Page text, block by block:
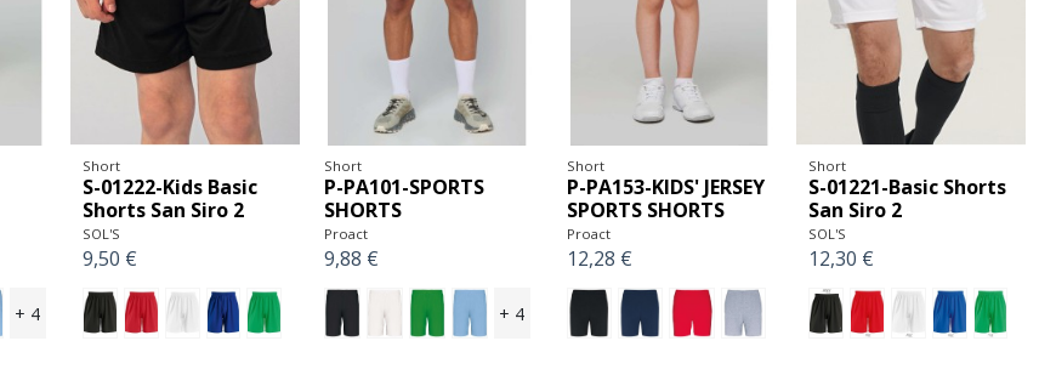
+ 4
Short
S-01222-Kids Basic
Shorts San Siro 2
SOL'S
9,50 €
Short
P-PA101-SPORTS
SHORTS
Proact
9,88 €
+ 4
Short
P-PA153-KIDS' JERSEY
SPORTS SHORTS
Proact
12,28 €
Short
S-01221-Basic Shorts
San Siro 2
SOL'S
12,30 €